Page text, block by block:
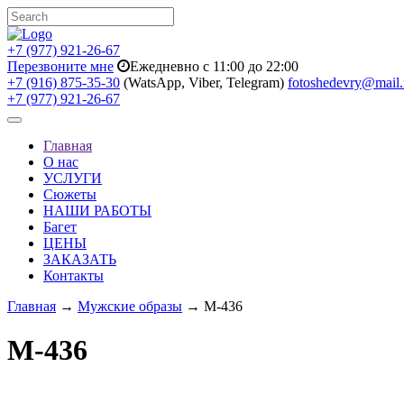
+7 (977) 921-26-67
Перезвоните мне
Ежедневно с 11:00 до 22:00
+7 (916) 875-35-30 (WatsApp, Viber, Telegram)
+7 (977) 921-26-67
Toggle
navigationГлавная
О нас
УСЛУГИ
Сюжеты
НАШИ РАБОТЫ
Багет
ЦЕНЫ
ЗАКАЗАТЬ
Контакты
Главная → Мужские образы → M-436
M-436